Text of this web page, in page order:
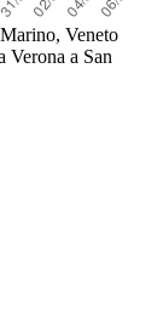
Veneto
Verona a San